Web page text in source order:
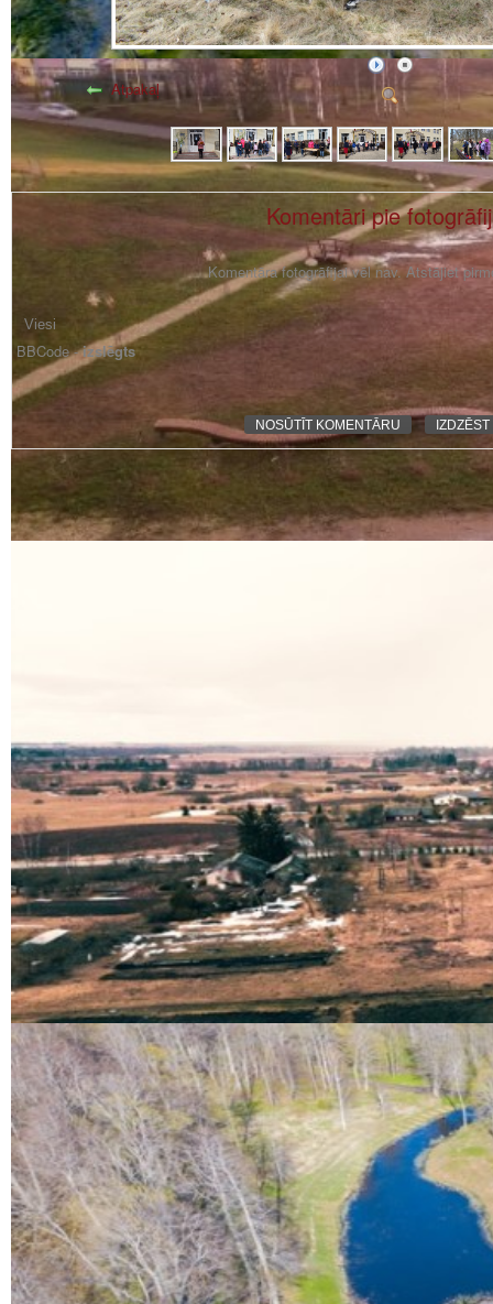
Atpakaļ
Komentāri pie
Komentāra fotogrāfijai vēl nav. Atstājiet
BBCode -izslēgts